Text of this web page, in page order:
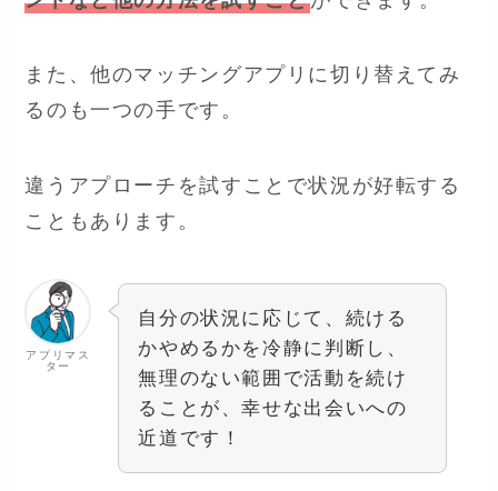
また、他のマッチングアプリに切り替えてみ
るのも一つの手です。
違うアプローチを試すことで状況が好転する
こともあります。
アプリマス
ター
自分の状況に応じて、続ける
かやめるかを冷静に判断し、
無理のない範囲で活動を続け
ることが、幸せな出会いへの
近道です！